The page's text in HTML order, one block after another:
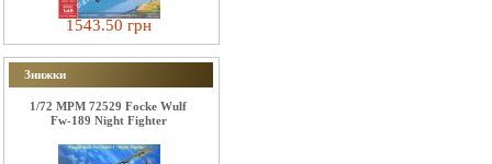
1543.50 грн
Знижки
1/72 MPM 72529 Focke Wulf
Fw-189 Night Fighter